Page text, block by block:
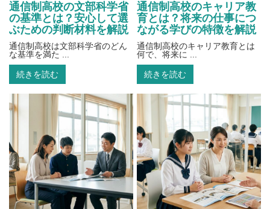
通信制高校の文部科学省
の基準とは？安心して選
ぶための判断材料を解説
通信制高校は文部科学省のどん
な基準を満た ...
続きを読む
通信制高校のキャリア教
育とは？将来の仕事につ
ながる学びの特徴を解説
通信制高校のキャリア教育とは
何で、将来に ...
続きを読む